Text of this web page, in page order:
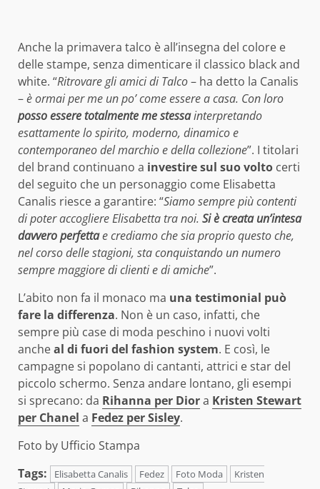
Anche la primavera talco è all’insegna del colore e
delle stampe, senza dimenticare il classico black and
white. “Ritrovare gli amici di Talco– ha detto la Canalis
–è ormai per me un po’ come essere a casa. Con loro
posso essere totalmente me stessainterpretando
esattamente lo spirito, moderno, dinamico e
contemporaneo del marchio e della collezione”. I titolari
del brand continuano a investire sul suo volto certi
del seguito che un personaggio come Elisabetta
Canalis riesce a garantire: “Siamo sempre più contenti
di poter accogliere Elisabetta tra noi. Si è creata un’intesa
davvero perfettae crediamo che sia proprio questo che,
nel corso delle stagioni, sta conquistando un numero
sempre maggiore di clienti e di amiche”.
L’abito non fa il monaco ma una testimonial può
fare la differenza. Non è un caso, infatti, che
sempre più case di moda peschino i nuovi volti
ancheal di fuori del fashion system. E così, le
campagne si popolano di cantanti, attrici e star del
piccolo schermo. Senza andare lontano, gli esempi
si sprecano: da Rihanna per Diora Kristen Stewart
per Chanel a Fedez per Sisley.
Foto by Ufficio Stampa
Tags:
Elisabetta Canalis Fedez Foto Moda
Kristen